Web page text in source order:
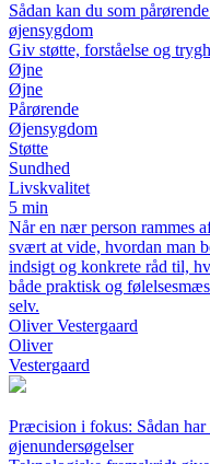
Sådan kan du som
øjensygdom
Giv støtte, forståelse og
Øjne
Øjne
Pårørende
Øjensygdom
Støtte
Sundhed
Livskvalitet
5 min
Når en nær person rammes
svært at vide, hvordan man
indsigt og konkrete råd til,
både praktisk og
selv.
Oliver Vestergaard
Oliver
Vestergaard
Præcision i fokus: Sådan
øjenundersøgelser